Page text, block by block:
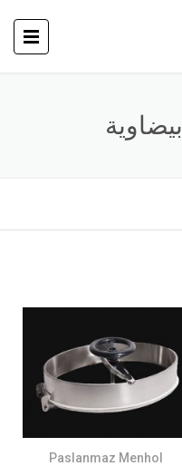
Paslanmaz Menhol